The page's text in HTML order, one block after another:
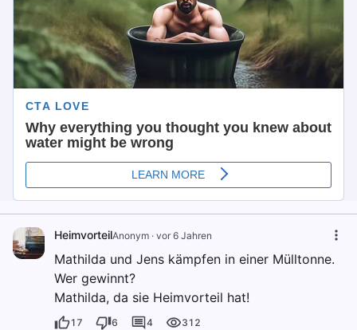
HeimvorteilAnonym · vor 6 Jahren
Mathilda und Jens kämpfen in einer Mülltonne.
Wer gewinnt?
Mathilda, da sie Heimvorteil hat!
17 6 4 312